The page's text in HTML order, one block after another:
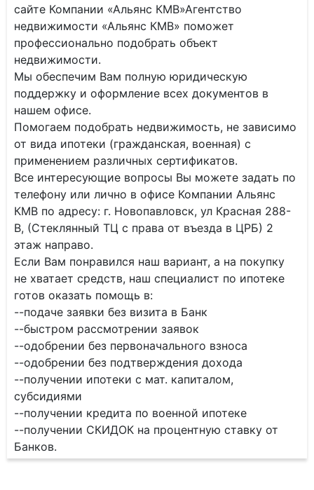
сайте Компании «Альянс КМВ»Агентство
недвижимости «Альянс КМВ» поможет
профессионально подобрать объект
недвижимости.
Мы обеспечим Вам полную юридическую
поддержку и оформление всех документов в
нашем офисе.
Помогаем подобрать недвижимость, не зависимо
от вида ипотеки (гражданская, военная) с
применением различных сертификатов.
Все интересующие вопросы Вы можете задать по
телефону или лично в офисе Компании Альянс
КМВ по адресу: г. Новопавловск, ул Красная 288-
В, (Стеклянный ТЦ с права от въезда в ЦРБ) 2
этаж направо.
Если Вам понравился наш вариант, а на покупку
не хватает средств, наш специалист по ипотеке
готов оказать помощь в:
--подаче заявки без визита в Банк
--быстром рассмотрении заявок
--одобрении без первоначального взноса
--одобрении без подтверждения дохода
--получении ипотеки с мат. капиталом,
субсидиями
--получении кредита по военной ипотеке
--получении СКИДОК на процентную ставку от
Банков.